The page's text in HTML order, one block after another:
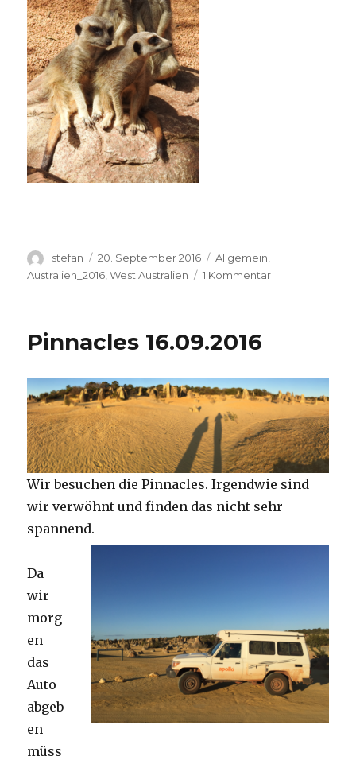
Autor
stefan
Veröffentlicht
am
20. September 2016 Kategorien
Allgemein,
Australien_2016 ,West Australien 1 Kommentarzu
Pinnacles 16.09.2016
Wir besuchen die Pinnacles. Irgendwie sind
wir verwöhnt und finden das nicht sehr
spannend.
Da
wir
morg
en
das
Auto
abgeb
en
müss